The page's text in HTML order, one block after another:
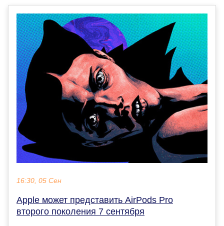
16:30, 05 Сен
Apple может представить AirPods Pro
второго поколения 7 сентября